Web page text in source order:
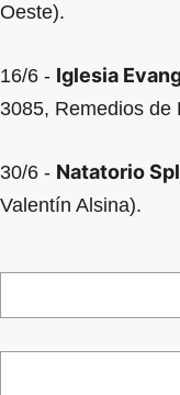
Oeste).
16/6 - Iglesia
3085, Remedios de
30/6 - Natatorio
Valentín Alsina).